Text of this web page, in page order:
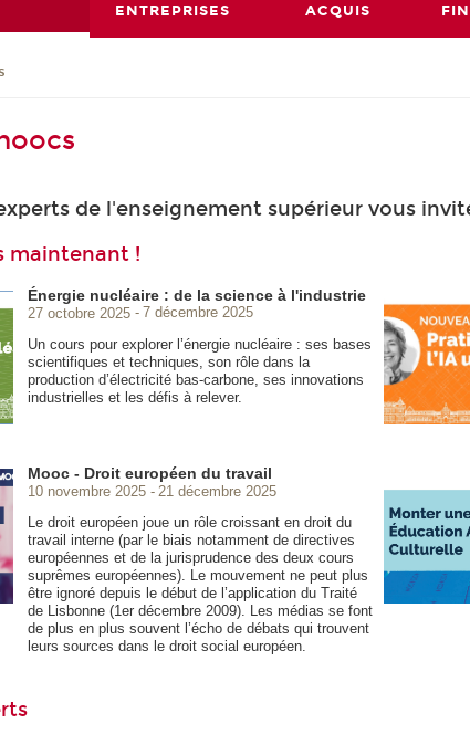
ENTREPRISES
ACQUIS
de l'enseignement supérieur vous
maintenant !
Énergie nucléaire : de la science à l'industrie
27 octobre 2025
7 décembre 2025
Un cours pour explorer l’énergie nucléaire : ses bases
scientifiques et techniques, son rôle dans la
production d’électricité bas-carbone, ses innovations
industrielles et les défis à relever.
Mooc - Droit européen du travail
10 novembre 2025
21 décembre 2025
Le droit européen joue un rôle croissant en droit du
travail interne (par le biais notamment de directives
européennes et de la jurisprudence des deux cours
suprêmes européennes). Le mouvement ne peut plus
être ignoré depuis le début de l’application du Traité
de Lisbonne (1er décembre 2009). Les médias se font
de plus en plus souvent l’écho de débats qui trouvent
leurs sources dans le droit social européen.